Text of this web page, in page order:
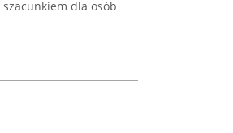
dla osób